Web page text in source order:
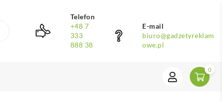
Telefon
+48 7
333
888 38
E-mail
biuro@gadzetyreklam
owe.pl
0